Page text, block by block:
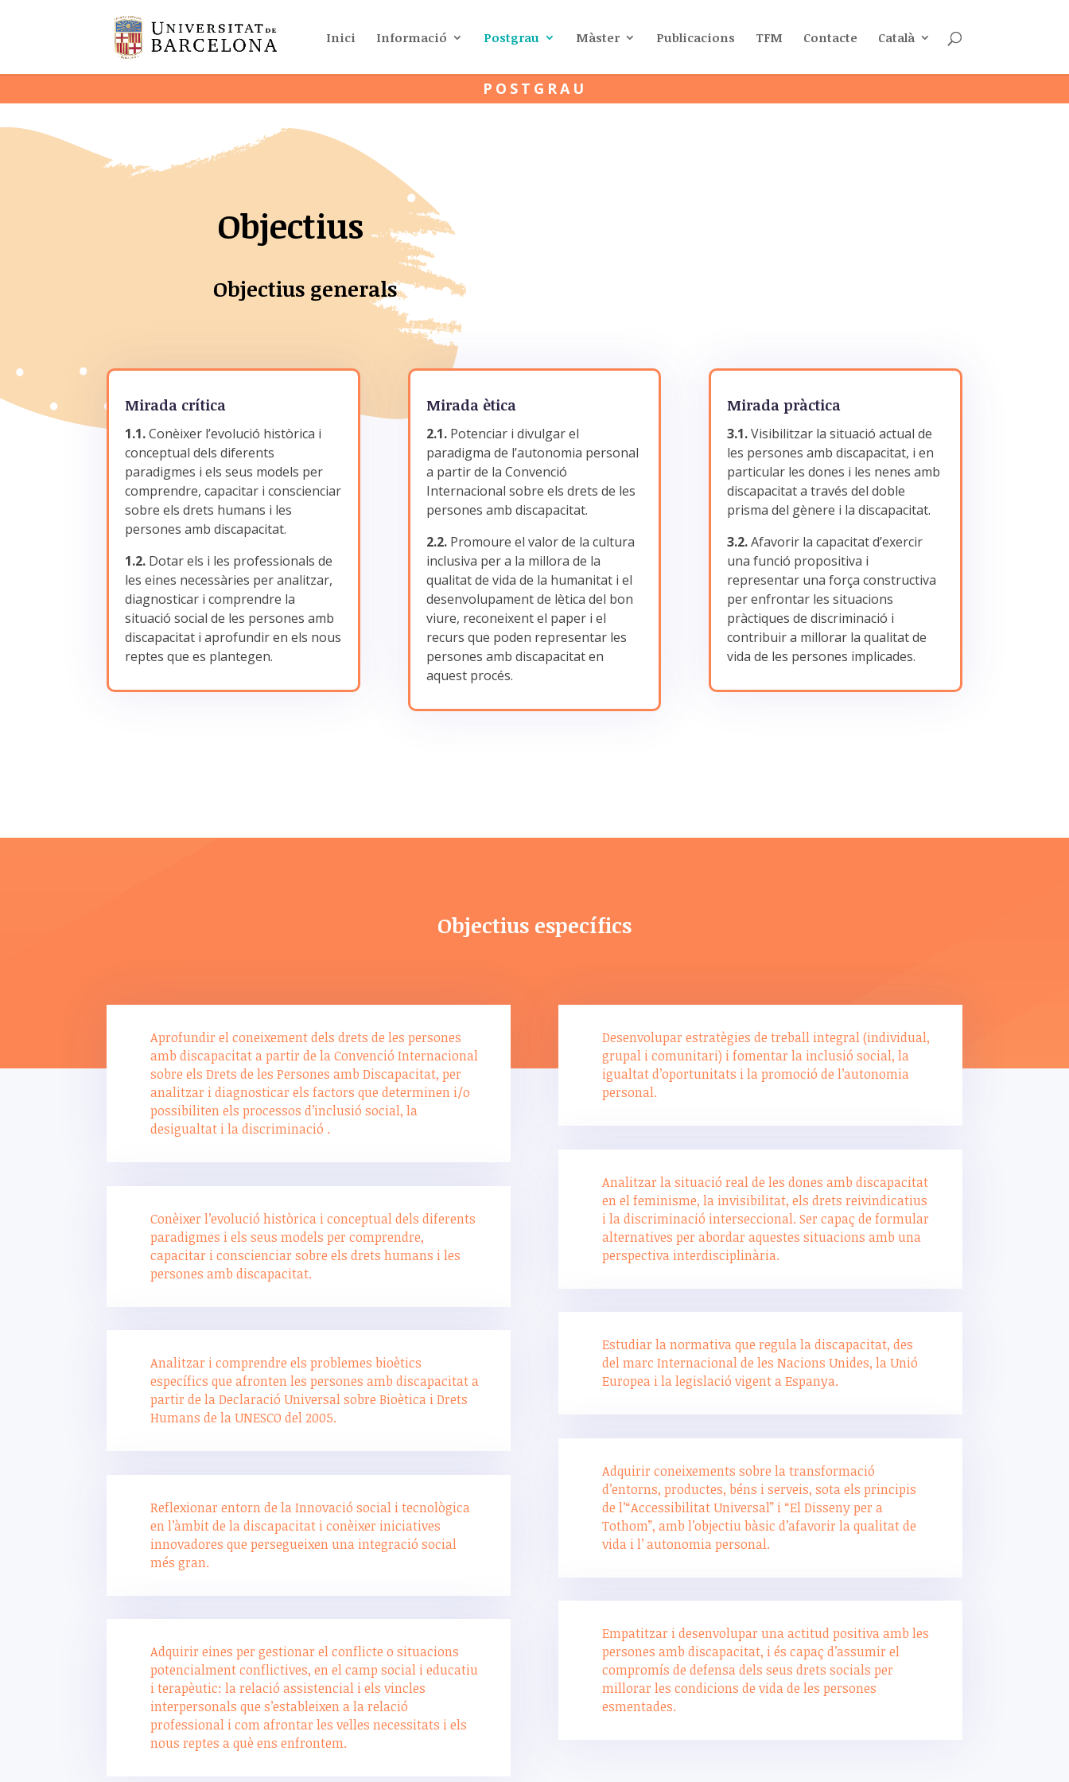
Inici Informació Postgrau Màster Publicacions TFM Contacte Català
POSTGRAU
Objectius
Objectius generals
Mirada crítica
1.1.Conèixer l’evolució històrica i
conceptual dels diferents
paradigmes i els seus models per
comprendre, capacitar i conscienciar
sobre els drets humans i les
persones amb discapacitat.
1.2. Dotar els i les professionals de
les eines necessàries per analitzar,
diagnosticar i comprendre la
situació social de les persones amb
discapacitat i aprofundir en els nous
reptes que es plantegen.
Mirada ètica
2.1.Potenciar i divulgar el
paradigma de l’autonomia personal
a partir de la Convenció
Internacional sobre els drets de les
persones amb discapacitat.
2.2.Promoure el valor de la cultura
inclusiva per a la millora de la
qualitat de vida de la humanitat i el
desenvolupament de lètica del bon
viure, reconeixent el paper i el
recurs que poden representar les
persones amb discapacitat en
aquest procés.
Mirada pràctica
3.1.Visibilitzar la situació actual de
les persones amb discapacitat, i en
particular les dones i les nenes amb
discapacitat a través del doble
prisma del gènere i la discapacitat.
3.2.Afavorir la capacitat d’exercir
una funció propositiva i
representar una força constructiva
per enfrontar les situacions
pràctiques de discriminació i
contribuir a millorar la qualitat de
vida de les persones implicades.
Objectius específics
Aprofundir el coneixement dels drets de les persones
amb discapacitat a partir de la Convenció Internacional
sobre els Drets de les Persones amb Discapacitat, per
analitzar i diagnosticar els factors que determinen i/o
possibiliten els processos d’inclusió social, la
desigualtat i la discriminació .
Conèixer l’evolució històrica i conceptual dels diferents
paradigmes i els seus models per comprendre,
capacitar i conscienciar sobre els drets humans i les
persones amb discapacitat.
Analitzar i comprendre els problemes bioètics
específics que afronten les persones amb discapacitat a
partir de la Declaració Universal sobre Bioètica i Drets
Humans de la UNESCO del 2005.
Reflexionar entorn de la Innovació social i tecnològica
en l’àmbit de la discapacitat i conèixer iniciatives
innovadores que persegueixen una integració social
més gran.
Adquirir eines per gestionar el conflicte o situacions
potencialment conflictives, en el camp social i educatiu
i terapèutic: la relació assistencial i els vincles
interpersonals que s’estableixen a la relació
professional i com afrontar les velles necessitats i els
nous reptes a què ens enfrontem.
Desenvolupar estratègies de treball integral (individual,
grupal i comunitari) i fomentar la inclusió social, la
igualtat d’oportunitats i la promoció de l’autonomia
personal.
Analitzar la situació real de les dones amb discapacitat
en el feminisme, la invisibilitat, els drets reivindicatius
i la discriminació interseccional. Ser capaç de formular
alternatives per abordar aquestes situacions amb una
perspectiva interdisciplinària.
Estudiar la normativa que regula la discapacitat, des
del marc Internacional de les Nacions Unides, la Unió
Europea i la legislació vigent a Espanya.
Adquirir coneixements sobre la transformació
d’entorns, productes, béns i serveis, sota els principis
de l’“Accessibilitat Universal” i “El Disseny per a
Tothom”, amb l’objectiu bàsic d’afavorir la qualitat de
vida i l’ autonomia personal.
Empatitzar i desenvolupar una actitud positiva amb les
persones amb discapacitat, i és capaç d’assumir el
compromís de defensa dels seus drets socials per
millorar les condicions de vida de les persones
esmentades.